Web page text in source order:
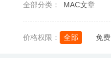
全部分类： MAC文章
价格权限： 全部 免费